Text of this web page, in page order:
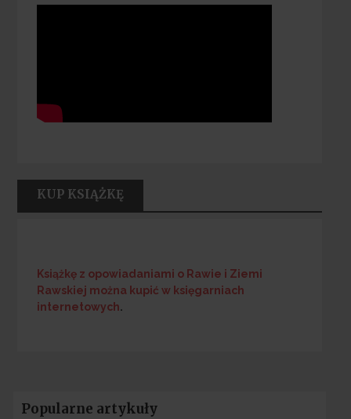
KUP KSIĄŻKĘ
Książkę z opowiadaniami o Rawie i Ziemi
Rawskiej można kupić w księgarniach
internetowych.
Popularne artykuły